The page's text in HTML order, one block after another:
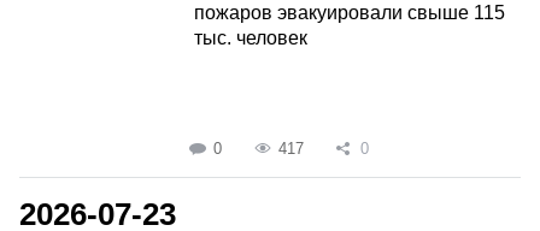
пожаров эвакуировали свыше 115
тыс. человек
0 417 0
2026-07-23